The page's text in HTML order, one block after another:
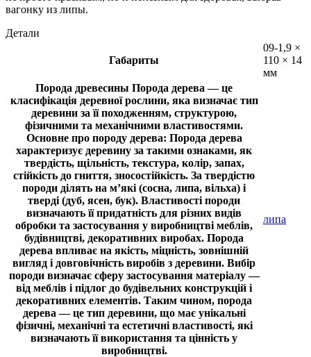
вагонку из липы.
Детали
Габариты
09-1,9 ×
110 × 14
мм
Порода древесины Порода дерева — це
класифікація деревної рослини, яка визначає тип
деревини за її походженням, структурою,
фізичними та механічними властивостями.
Основне про породу дерева: Порода дерева
характеризує деревину за такими ознаками, як
твердість, щільність, текстура, колір, запах,
стійкість до гниття, зносостійкість. За твердістю
породи ділять на м’які (сосна, липа, вільха) і
тверді (дуб, ясен, бук). Властивості породи
визначають її придатність для різних видів
обробки та застосування у виробництві меблів,
будівництві, декоративних виробах. Порода
дерева впливає на якість, міцність, зовнішній
вигляд і довговічність виробів з деревини. Вибір
породи визначає сферу застосування матеріалу —
від меблів і підлог до будівельних конструкцій і
декоративних елементів. Таким чином, порода
дерева — це тип деревини, що має унікальні
фізичні, механічні та естетичні властивості, які
визначають її використання та цінність у
виробництві.
липа